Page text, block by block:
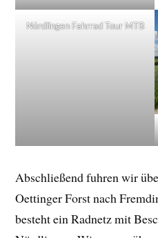
Nördlingen Fahrrad Tour MTB
Abschließend fuhren wir
Oettinger Forst nach
besteht ein Radnetz mit